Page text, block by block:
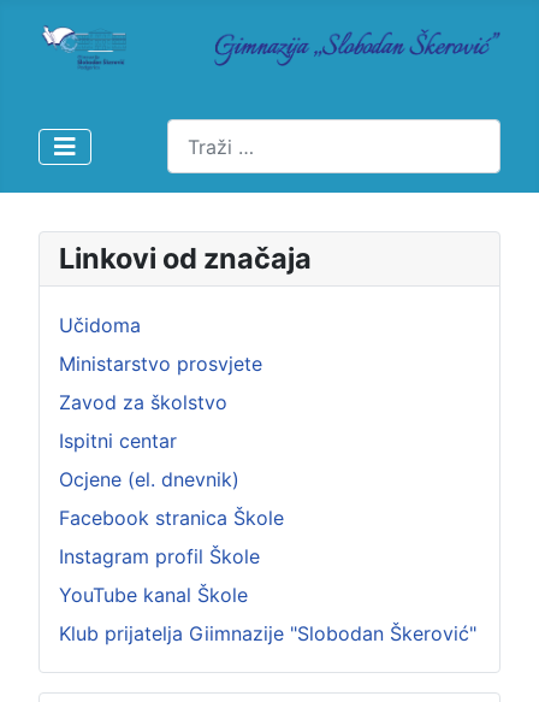
Pretraži
Linkovi od značaja
Učidoma
Ministarstvo prosvjete
Zavod za školstvo
Ispitni centar
Ocjene (el. dnevnik)
Facebook stranica Škole
Instagram profil Škole
YouTube kanal Škole
Klub prijatelja Giimnazije "Slobodan Škerović"